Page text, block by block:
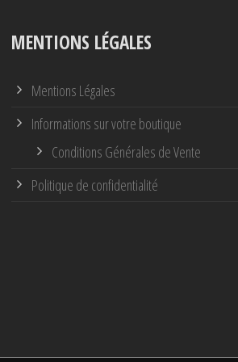
MENTIONS LÉGALES
Mentions Légales
Informations sur votre boutique
Conditions Générales de Vente
Politique de confidentialité